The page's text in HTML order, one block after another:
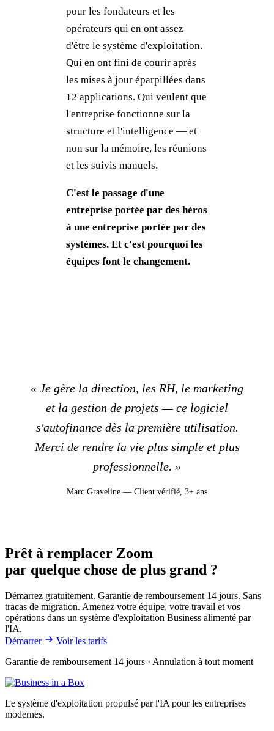
pour les fondateurs et les
opérateurs qui en ont assez
d'être le système d'exploitation.
Qui en ont fini de courir après
les mises à jour éparpillées dans
12 applications. Qui veulent que
l'entreprise fonctionne sur la
structure et l'intelligence — et
non sur la mémoire, les réunions
et les suivis manuels.
C'est le passage d'une
entreprise portée par des héros
à une entreprise portée par des
systèmes. Et c'est pourquoi les
équipes font le changement.
« Je gère la direction, les RH, le marketing
et la gestion de projets — ce logiciel
s'autofinance dès la première utilisation.
Merci de rendre la vie plus simple et plus
professionnelle. »
Marc Graveline — Client vérifié, 3+ ans
Prêt à remplacer Zoom
par quelque chose de plus grand ?
Démarrez gratuitement. Garantie de remboursement 14 jours. Sans
tracas de migration. Amenez votre équipe, votre travail et vos
opérations dans un système d'exploitation Business alimenté par
l'IA.
Démarrer
Voir les tarifs
Garantie de remboursement 14 jours · Annulation à tout moment
Le système d'exploitation propulsé par l'IA pour les entreprises
modernes.